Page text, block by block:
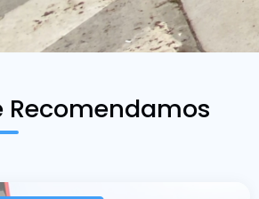
Recomendamos